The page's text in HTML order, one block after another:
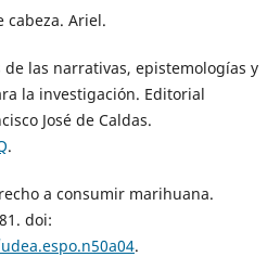
cabeza. Ariel.
de las narrativas, epistemologías y
la investigación. Editorial
José de Caldas.
.
a consumir marihuana.
doi:
.